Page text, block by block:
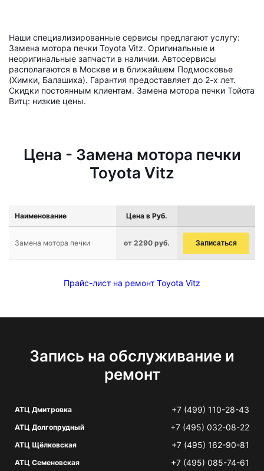
Наши специализированные сервисы предлагают услугу:
Замена мотора печки Toyota Vitz. Оригинальные и
неоригинальные запчасти в наличии. Автосервисы
располагаются в Москве и в ближайшем Подмосковье
(Химки, Балашиха). Гарантия предоставляет до 2-х лет.
Скидки постоянным клиентам. Замена мотора печки Тойота
Витц: низкие цены.
Цена - Замена мотора печки
Toyota Vitz
Наименование Цена в Руб.
Замена мотора печки от 2290 руб. Записаться
Прайс-лист на ремонт Toyota Vitz
Запись на обслуживание и
ремонт
АТЦ Дмитровка +7 (499) 110-28-43
АТЦ Долгопрудный +7 (495) 032-08-22
АТЦ Щёлковская +7 (495) 162-90-81
АТЦ Семеновская +7 (495) 085-74-61